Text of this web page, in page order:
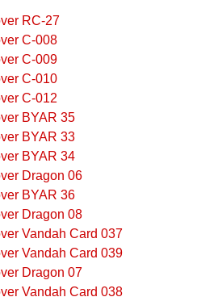
RC-27
C-008
C-009
C-010
C-012
BYAR 35
BYAR 33
BYAR 34
Dragon 06
BYAR 36
Dragon 08
Vandah Card 037
Vandah Card 039
Dragon 07
Vandah Card 038